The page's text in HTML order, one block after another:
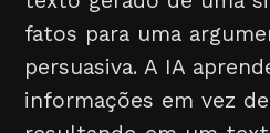
fatos para uma
persuasiva. A IA
informações em vez